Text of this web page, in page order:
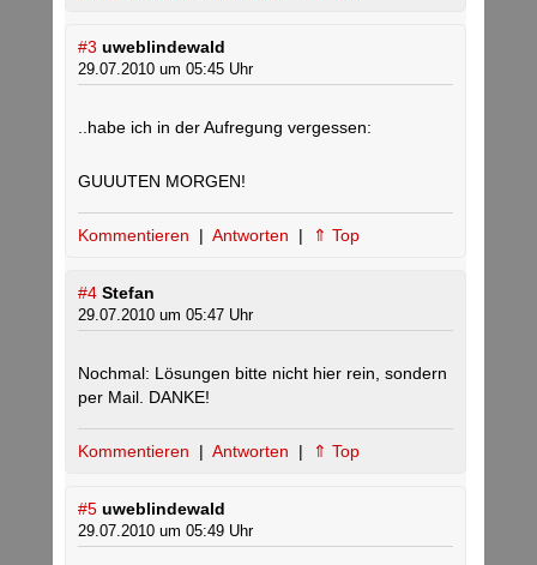
#3 uweblindewald
29.07.2010 um 05:45 Uhr
..habe ich in der Aufregung vergessen:
GUUUTEN MORGEN!
Kommentieren | Antworten | ⇑ Top
#4 Stefan
29.07.2010 um 05:47 Uhr
Nochmal: Lösungen bitte nicht hier rein, sondern
per Mail. DANKE!
Kommentieren | Antworten | ⇑ Top
#5 uweblindewald
29.07.2010 um 05:49 Uhr